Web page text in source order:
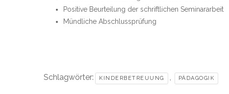
Positive Beurteilung der schriftlichen Seminararbeit
Mündliche Abschlussprüfung
Schlagwörter: KINDERBETREUUNG , PÄDAGOGIK